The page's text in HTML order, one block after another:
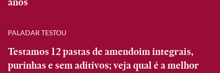
PALADAR TESTOU
Testamos 12 pastas de amendoim integrais,
purinhas e sem aditivos; veja qual é a melhor